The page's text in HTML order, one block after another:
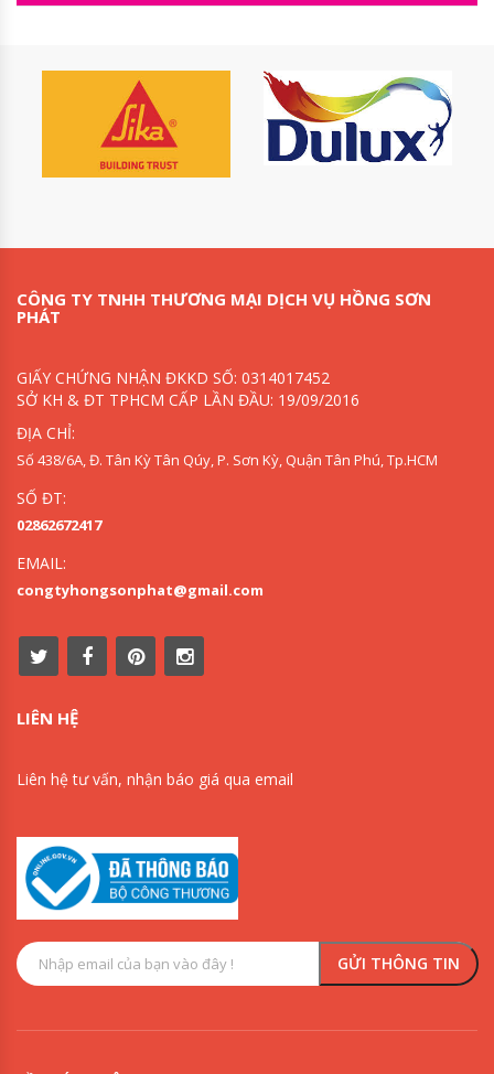
CÔNG TY TNHH THƯƠNG MẠI DỊCH VỤ HỒNG SƠN
PHÁT
GIẤY CHỨNG NHẬN ĐKKD SỐ: 0314017452
SỞ KH & ĐT TPHCM CẤP LẦN ĐẦU: 19/09/2016
ĐỊA CHỈ:
Số 438/6A, Đ. Tân Kỳ Tân Qúy, P. Sơn Kỳ, Quận Tân Phú, Tp.HCM
SỐ ĐT:
02862672417
EMAIL:
congtyhongsonphat@gmail.com
LIÊN HỆ
Liên hệ tư vấn, nhận báo giá qua email
0918342277